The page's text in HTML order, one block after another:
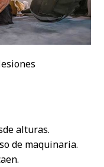
alturas.
de maquinaria.